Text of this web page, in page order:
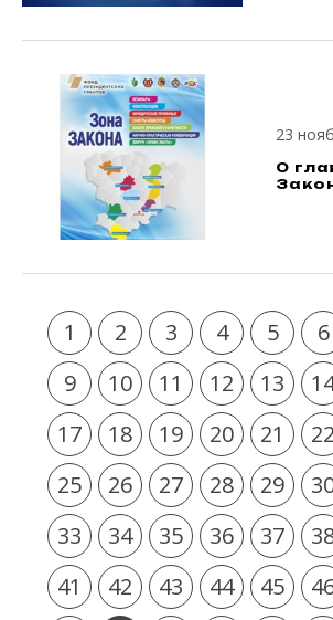
23
О
1 2 3 4 5 6
9
10 11 12 13
17
18 19 20 21 22
25
26 27 28 29
33
34 35 36 37
41
42 43 44 45